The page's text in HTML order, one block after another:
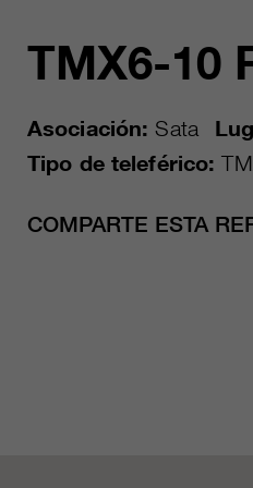
TMX6-10
Asociación: Sata
Tipo de teleférico:
COMPARTE ESTA